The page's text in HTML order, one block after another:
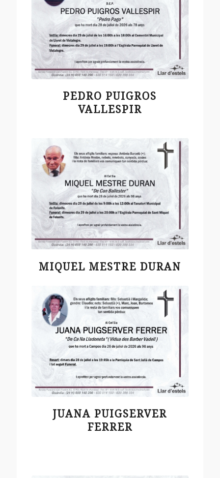
PEDRO PUIGROS
VALLESPIR
MIQUEL MESTRE DURAN
JUANA PUIGSERVER
FERRER